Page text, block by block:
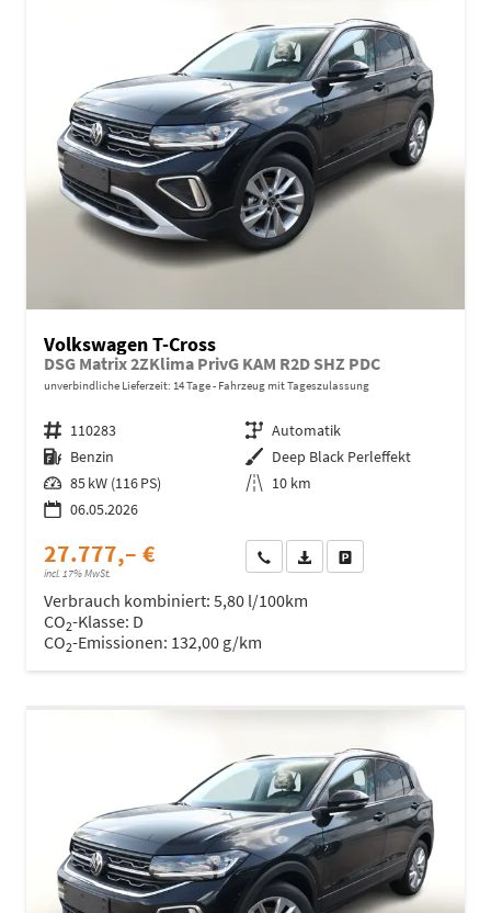
Volkswagen T-Cross
DSG Matrix 2ZKlima PrivG KAM R2D SHZ PDC
unverbindliche Lieferzeit: 14 Tage Fahrzeug mit Tageszulassung
Fahrzeugnr. 110283 Getriebe Automatik
Kraftstoff Benzin Außenfarbe Deep Black Perleffekt
Leistung 85 kW (116 PS) Kilometerstand 10 km
06.05.2026
27.777,– €
incl. 17% MwSt.
Wir rufen Sie anFahrzeugexposé (PDF)
Verbrauch kombiniert: 5,80 l/100km
CO2-Klasse: D
CO2-Emissionen: 132,00 g/km